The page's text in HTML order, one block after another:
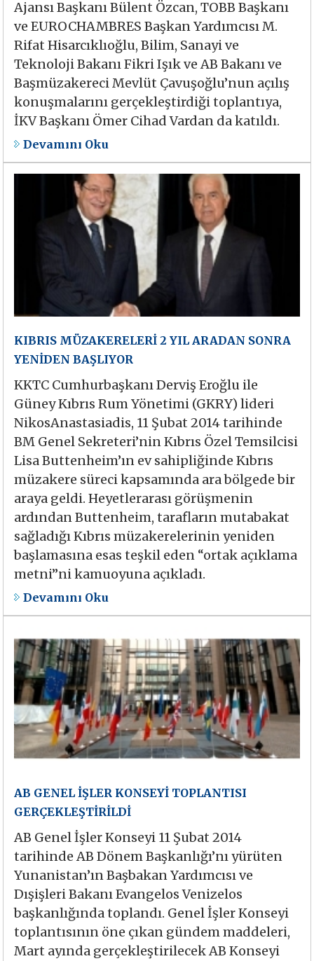
Ajansı Başkanı Bülent Özcan, TOBB Başkanı
ve EUROCHAMBRES Başkan Yardımcısı M.
Rifat Hisarcıklıoğlu, Bilim, Sanayi ve
Teknoloji Bakanı Fikri Işık ve AB Bakanı ve
Başmüzakereci Mevlüt Çavuşoğlu’nun açılış
konuşmalarını gerçekleştirdiği toplantıya,
İKV Başkanı Ömer Cihad Vardan da katıldı.
Devamını Oku
KIBRIS MÜZAKERELERİ 2 YIL ARADAN SONRA
YENİDEN BAŞLIYOR
KKTC Cumhurbaşkanı Derviş Eroğlu ile
Güney Kıbrıs Rum Yönetimi (GKRY) lideri
NikosAnastasiadis, 11 Şubat 2014 tarihinde
BM Genel Sekreteri’nin Kıbrıs Özel Temsilcisi
Lisa Buttenheim’ın ev sahipliğinde Kıbrıs
müzakere süreci kapsamında ara bölgede bir
araya geldi. Heyetlerarası görüşmenin
ardından Buttenheim, tarafların mutabakat
sağladığı Kıbrıs müzakerelerinin yeniden
başlamasına esas teşkil eden “ortak açıklama
metni”ni kamuoyuna açıkladı.
Devamını Oku
AB GENEL İŞLER KONSEYİ TOPLANTISI
GERÇEKLEŞTİRİLDİ
AB Genel İşler Konseyi 11 Şubat 2014
tarihinde AB Dönem Başkanlığı’nı yürüten
Yunanistan’ın Başbakan Yardımcısı ve
Dışişleri Bakanı Evangelos Venizelos
başkanlığında toplandı. Genel İşler Konseyi
toplantısının öne çıkan gündem maddeleri,
Mart ayında gerçekleştirilecek AB Konseyi